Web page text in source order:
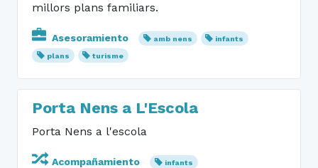
millors plans familiars.
Asesoramiento amb nens
infants
plans
turisme
Porta Nens a L'Escola
Porta Nens a l'escola
Acompañamiento infants